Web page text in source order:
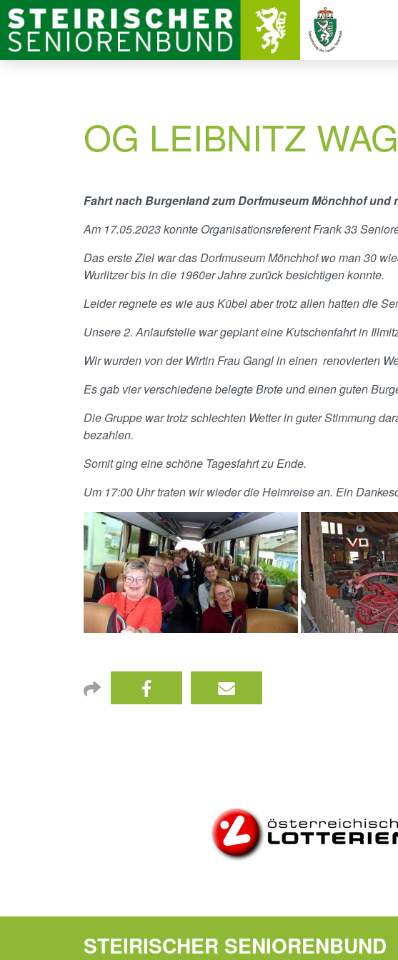
OG LEIBNITZ
Fahrt nach Burgenland zum Dorfmuseum Mönchhof und
Am 17.05.2023 konnte Organisationsreferent Frank 33
Das erste Ziel war das Dorfmuseum Mönchhof wo man 30
Wurlitzer bis in die 1960er Jahre zurück besichtigen konnte.
Leider regnete es wie aus Kübel aber trotz allen hatten die
Unsere 2. Anlaufstelle war geplant eine Kutschenfahrt in
Wir wurden von der Wirtin Frau Gangl in einen renovierten
Es gab vier verschiedene belegte Brote und einen guten
Die Gruppe war trotz schlechten Wetter in guter Stimmung
bezahlen.
Somit ging eine schöne Tagesfahrt zu Ende.
Um 17:00 Uhr traten wir wieder die Heimreise an. Ein
STEIRISCHER SENIORENBUND